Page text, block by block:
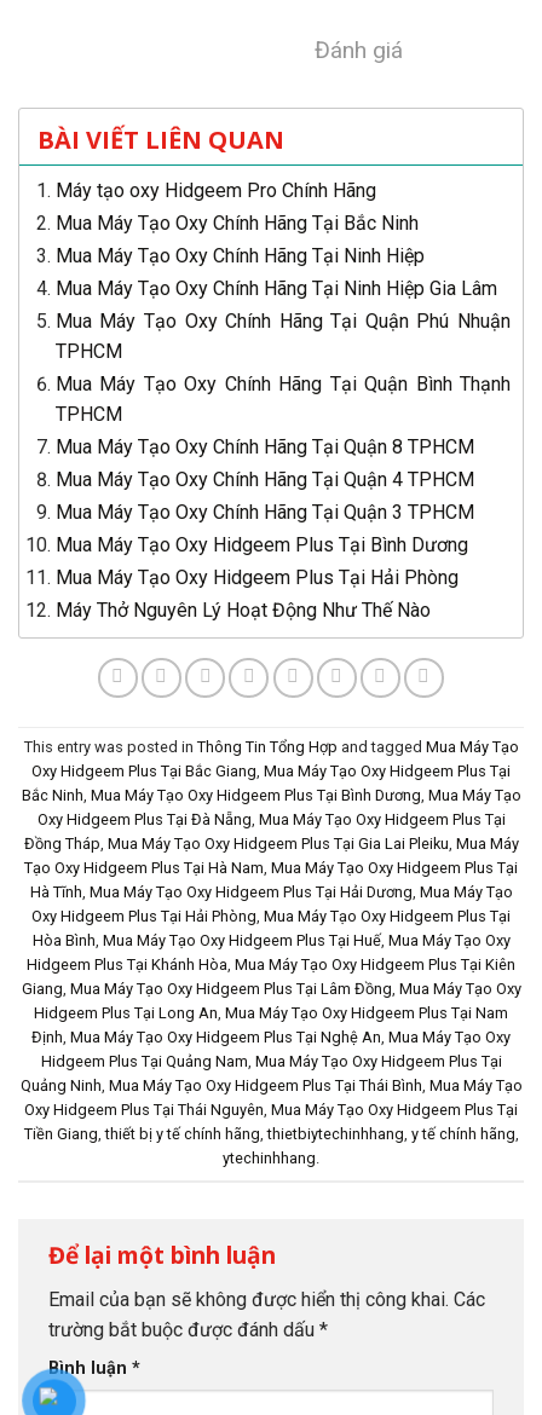
Đánh giá
BÀI VIẾT LIÊN QUAN
Máy tạo oxy Hidgeem Pro Chính Hãng
Mua Máy Tạo Oxy Chính Hãng Tại Bắc Ninh
Mua Máy Tạo Oxy Chính Hãng Tại Ninh Hiệp
Mua Máy Tạo Oxy Chính Hãng Tại Ninh Hiệp Gia Lâm
Mua Máy Tạo Oxy Chính Hãng Tại Quận Phú Nhuận
TPHCM
Mua Máy Tạo Oxy Chính Hãng Tại Quận Bình Thạnh
TPHCM
Mua Máy Tạo Oxy Chính Hãng Tại Quận 8 TPHCM
Mua Máy Tạo Oxy Chính Hãng Tại Quận 4 TPHCM
Mua Máy Tạo Oxy Chính Hãng Tại Quận 3 TPHCM
Mua Máy Tạo Oxy Hidgeem Plus Tại Bình Dương
Mua Máy Tạo Oxy Hidgeem Plus Tại Hải Phòng
Máy Thở Nguyên Lý Hoạt Động Như Thế Nào
This entry was posted in Thông Tin Tổng Hợp and tagged Mua Máy Tạo
Oxy Hidgeem Plus Tại Bắc Giang, Mua Máy Tạo Oxy Hidgeem Plus Tại
Bắc Ninh, Mua Máy Tạo Oxy Hidgeem Plus Tại Bình Dương, Mua Máy Tạo
Oxy Hidgeem Plus Tại Đà Nẵng, Mua Máy Tạo Oxy Hidgeem Plus Tại
Đồng Tháp, Mua Máy Tạo Oxy Hidgeem Plus Tại Gia Lai Pleiku, Mua Máy
Tạo Oxy Hidgeem Plus Tại Hà Nam, Mua Máy Tạo Oxy Hidgeem Plus Tại
Hà Tĩnh, Mua Máy Tạo Oxy Hidgeem Plus Tại Hải Dương, Mua Máy Tạo
Oxy Hidgeem Plus Tại Hải Phòng, Mua Máy Tạo Oxy Hidgeem Plus Tại
Hòa Bình, Mua Máy Tạo Oxy Hidgeem Plus Tại Huế, Mua Máy Tạo Oxy
Hidgeem Plus Tại Khánh Hòa, Mua Máy Tạo Oxy Hidgeem Plus Tại Kiên
Giang, Mua Máy Tạo Oxy Hidgeem Plus Tại Lâm Đồng, Mua Máy Tạo Oxy
Hidgeem Plus Tại Long An, Mua Máy Tạo Oxy Hidgeem Plus Tại Nam
Định, Mua Máy Tạo Oxy Hidgeem Plus Tại Nghệ An, Mua Máy Tạo Oxy
Hidgeem Plus Tại Quảng Nam, Mua Máy Tạo Oxy Hidgeem Plus Tại
Quảng Ninh, Mua Máy Tạo Oxy Hidgeem Plus Tại Thái Bình, Mua Máy Tạo
Oxy Hidgeem Plus Tại Thái Nguyên, Mua Máy Tạo Oxy Hidgeem Plus Tại
Tiền Giang,thiết bị y tế chính hãng,thietbiytechinhhang, y tế chính hãng,
ytechinhhang.
Để lại một bình luận
Email của bạn sẽ không được hiển thị công khai. Các
trường bắt buộc được đánh dấu *
Bình luận *